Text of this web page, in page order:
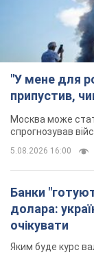
"У мене для
припустив,
Москва може
спрогнозував
5.08.2026 16:00
Банки
долара:
очікувати
Яким буде курс